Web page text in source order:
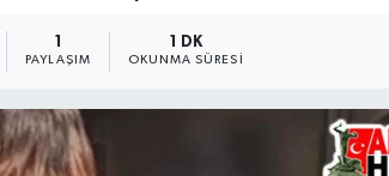
PAYLAŞIM
1 DK
OKUNMA SÜRESI